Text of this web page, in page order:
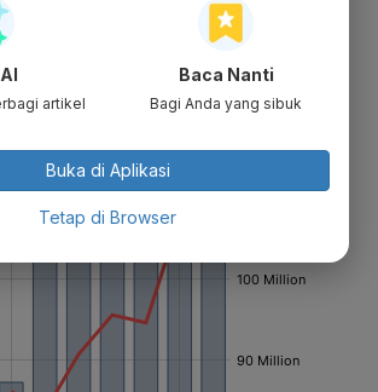
artikel
Baca Nanti
Bagi Anda yang sibuk
Buka di Aplikasi
Tetap di Browser